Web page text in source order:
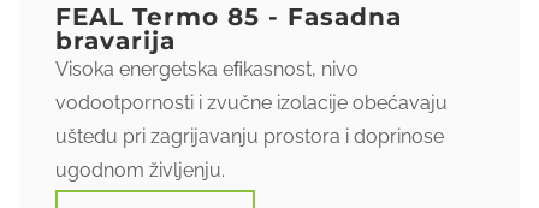
FEAL Termo 85 - Fasadna
bravarija
Visoka energetska eﬁkasnost, nivo
vodootpornosti i zvučne izolacije obećavaju
uštedu pri zagrijavanju prostora i doprinose
ugodnom življenju.